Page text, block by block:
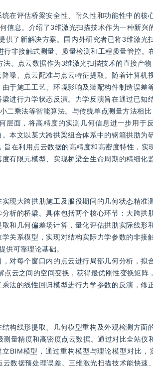
在评估桥梁安全性、耐久性和功能性中的核
信息。介绍了3维激光扫描技术作为一种新兴
了新解决方案。国内外研究者已将3维激光
非接触式测量、质量检测和工程质量管控。
。点云数据作为3维激光扫描技术的直接产
噪、点云配准与点云特征提取。随着计算机
于施工工艺、环境影响及装配构件制造误差
进行力学状态反演。力学反演旨在通过已知
二乘法等智能算法。与传统单点测量方法相
面，将高精度的实测几何信息进一步用于
本文以某大跨拱梁组合体系中的钢箱拱肋为
在利用点云数据的高精度和高密度特性，实
有限元模型、实现桥梁全生命周期的精细化
现大跨拱肋施工及服役期间的几何状态精准
析的桥梁。具体包括两个核心环节：大跨拱
和几何偏差场计算，量化评估拱肋实际线形
关系模型，实现对结构实际力学参数的非接
供可靠理论基础。
对每个窗口内的点云进行局部几何分析，拟
云之间的空间变换，获得最优刚性变换矩阵
法的线性回归模型进行力学参数的反演，修
构线形提取、几何模型重构及外观检测方面
量精度和高密度点云数据。通过对比全站仪
BIM模型，通过重构模型与理论模型对比，
数据预处理误差。三维激光扫描技术能快速